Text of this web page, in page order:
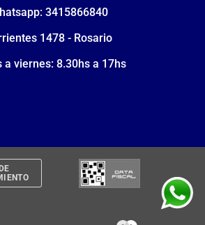
3415866840
1478 - Rosario
a viernes: 8.30hs a 17hs